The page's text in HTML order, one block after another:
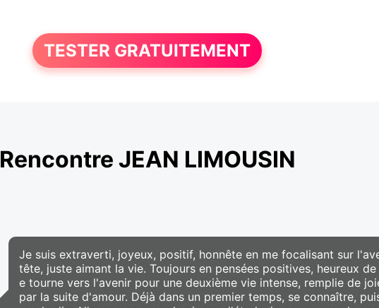
TESTER GRATUITEMENT
Rencontre JEAN LIMOUSIN
Je suis extraverti, joyeux, positif, honnête en me focalisant sur
tête, juste aimant la vie. Toujours en pensées positives, heureux
e tourne vers l'avenir pour une deuxième vie intense, remplie de
par la suite d'amour. Déjà dans un premier temps, se connaître,